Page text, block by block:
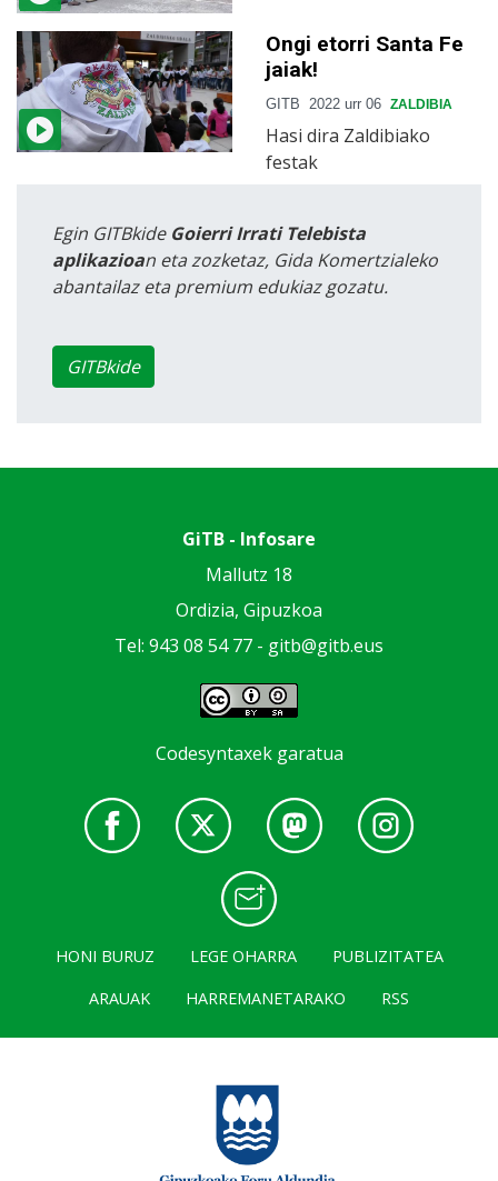
Ongi etorri Santa Fe
jaiak!
GITB 2022 urr 06 ZALDIBIA
Hasi dira Zaldibiako
festak
Egin GITBkide Goierri Irrati Telebista
aplikazioan eta zozketaz, Gida Komertzialeko
abantailaz eta premium edukiaz gozatu.
GITBkide
GiTB - Infosare
Mallutz 18
Ordizia, Gipuzkoa
Tel: 943 08 54 77 - gitb@gitb.eus
Codesyntaxek garatua
HONI BURUZ LEGE OHARRA
PUBLIZITATEA
ARAUAK
HARREMANETARAKO RSS